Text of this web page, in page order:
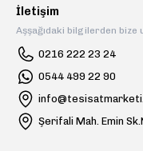
İletişim
Aşşağıdaki bilgilerden bize
0216 222 23 24
0544 499 22 90
Şerifali Mah. Emin